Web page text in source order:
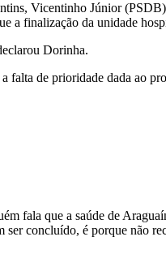
Vicentinho Júnior
a finalização da unidade
Dorinha.
falta de prioridade dada ao
fala que a saúde de
concluído, é porque não